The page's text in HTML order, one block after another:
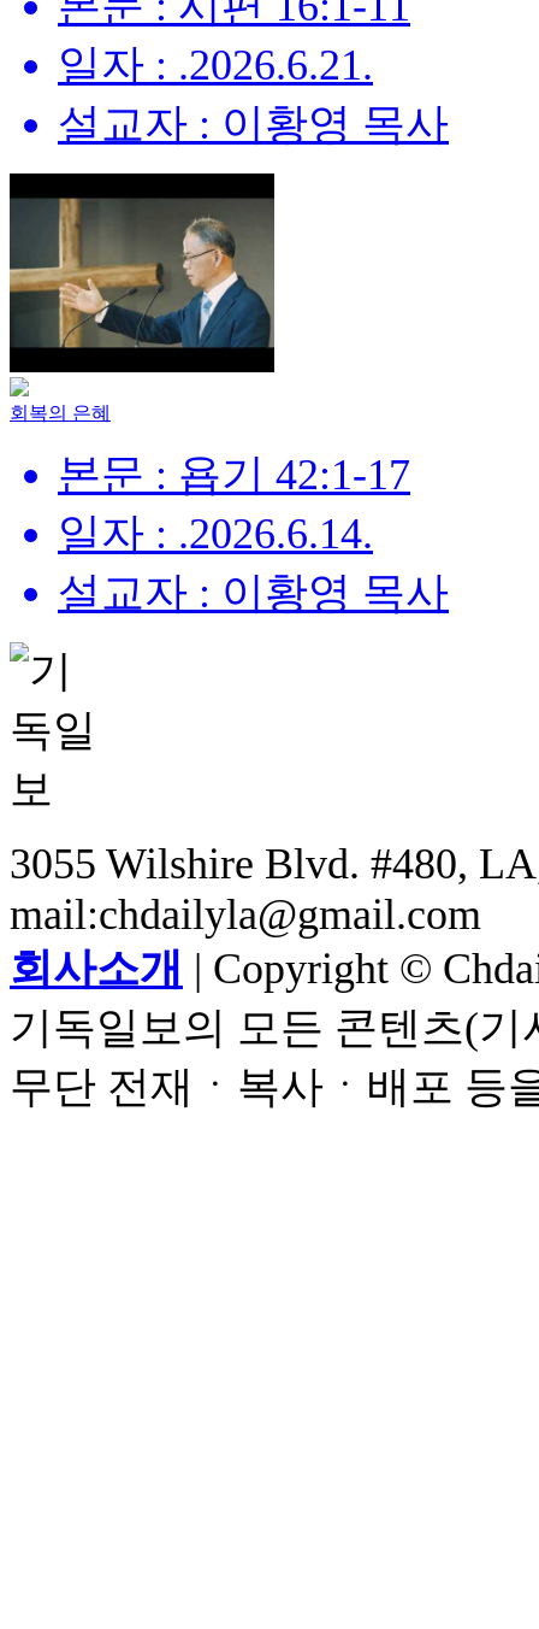
일자 : .2026.6.21.
설교자 : 이황영 목사
회복의 은혜
본문 : 욥기 42:1-17
일자 : .2026.6.14.
설교자 : 이황영 목사
3055 Wilshire Blvd. #480,
mail:chdailyla@gmail.com
회사소개 | Copyright ©
기독일보의 모든 콘텐츠(
무단 전재ㆍ복사ㆍ배포 등